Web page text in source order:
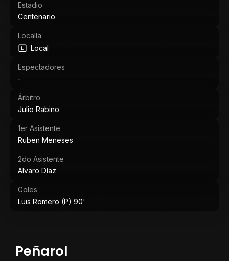
Estadio
Centenario
Localía
Local
Espectadores
-
Árbitro
Julio Rabino
1er Asistente
Ruben Meneses
2do Asistente
Alvaro Díaz
Goles
Luis Romero (P) 90'
Peñarol